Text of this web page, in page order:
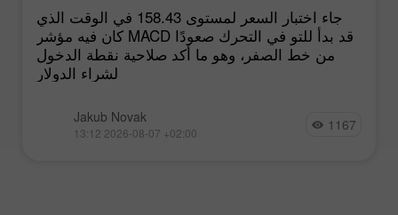
الأميركية)
جاء اختبار السعر لمستوى 158.43 في الوقت الذي
كان فيه مؤشر MACD قد بدأ للتو في التحرك صعودًا
من خط الصفر، وهو ما أكد صلاحية نقطة الدخول
لشراء الدولار
Jakub Novak
13:12 2026-08-07 +02:00 1167